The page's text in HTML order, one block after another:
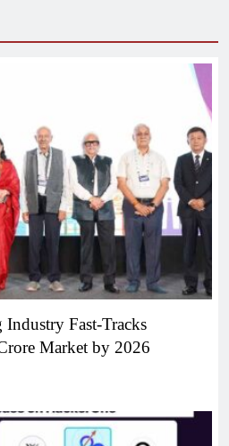
Industry Fast-Tracks
Market by 2026